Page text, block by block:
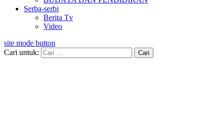
Serba-serbi
Berita Tv
Video
site mode button
Cari untuk: